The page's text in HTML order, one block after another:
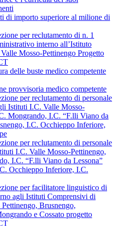
di importo superiore al milione di
per reclutamento di n. 1
interno all’Istituto
Mosso-Pettinengo Progetto
delle buste medico competente
provvisoria medico competente
per reclutamento di personale
Istituti I.C. Valle Mosso-
Mongrando, I.C. “F.lli Viano da
I.C. Occhieppo Inferiore,
per reclutamento di personale
I.C. Valle Mosso-Pettinengo,
I.C. “F.lli Viano da Lessona”
Occhieppo Inferiore, I.C.
per facilitatore linguistico di
agli Istituti Comprensivi di
Brusnengo,
e Cossato progetto